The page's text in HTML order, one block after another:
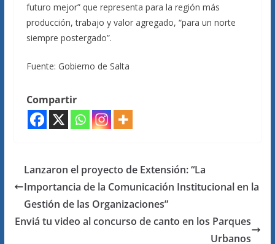
futuro mejor” que representa para la región más
producción, trabajo y valor agregado, “para un norte
siempre postergado”.
Fuente: Gobierno de Salta
Compartir
Lanzaron el proyecto de Extensión: “La
Importancia de la Comunicación Institucional en la
Gestión de las Organizaciones”
Enviá tu video al concurso de canto en los Parques
Urbanos